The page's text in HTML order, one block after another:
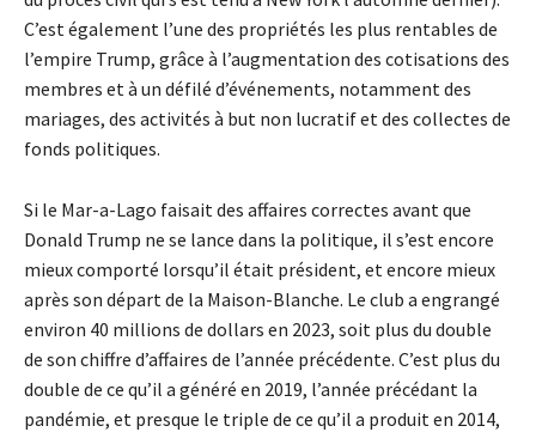
C’est également l’une des propriétés les plus rentables de
l’empire Trump, grâce à l’augmentation des cotisations des
membres et à un défilé d’événements, notamment des
mariages, des activités à but non lucratif et des collectes de
fonds politiques.
Si le Mar-a-Lago faisait des affaires correctes avant que
Donald Trump ne se lance dans la politique, il s’est encore
mieux comporté lorsqu’il était président, et encore mieux
après son départ de la Maison-Blanche. Le club a engrangé
environ 40 millions de dollars en 2023, soit plus du double
de son chiffre d’affaires de l’année précédente. C’est plus du
double de ce qu’il a généré en 2019, l’année précédant la
pandémie, et presque le triple de ce qu’il a produit en 2014,